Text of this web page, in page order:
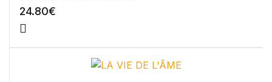
24.80€